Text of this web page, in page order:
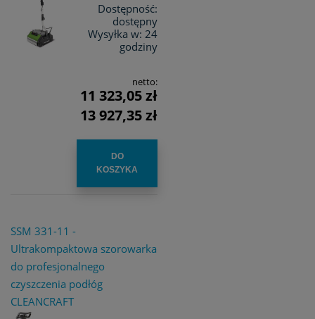
Dostępność:
dostępny
Wysyłka w: 24
godziny
netto:
11 323,05 zł
13 927,35 zł
DO
KOSZYKA
SSM 331-11 -
Ultrakompaktowa szorowarka
do profesjonalnego
czyszczenia podłóg
CLEANCRAFT